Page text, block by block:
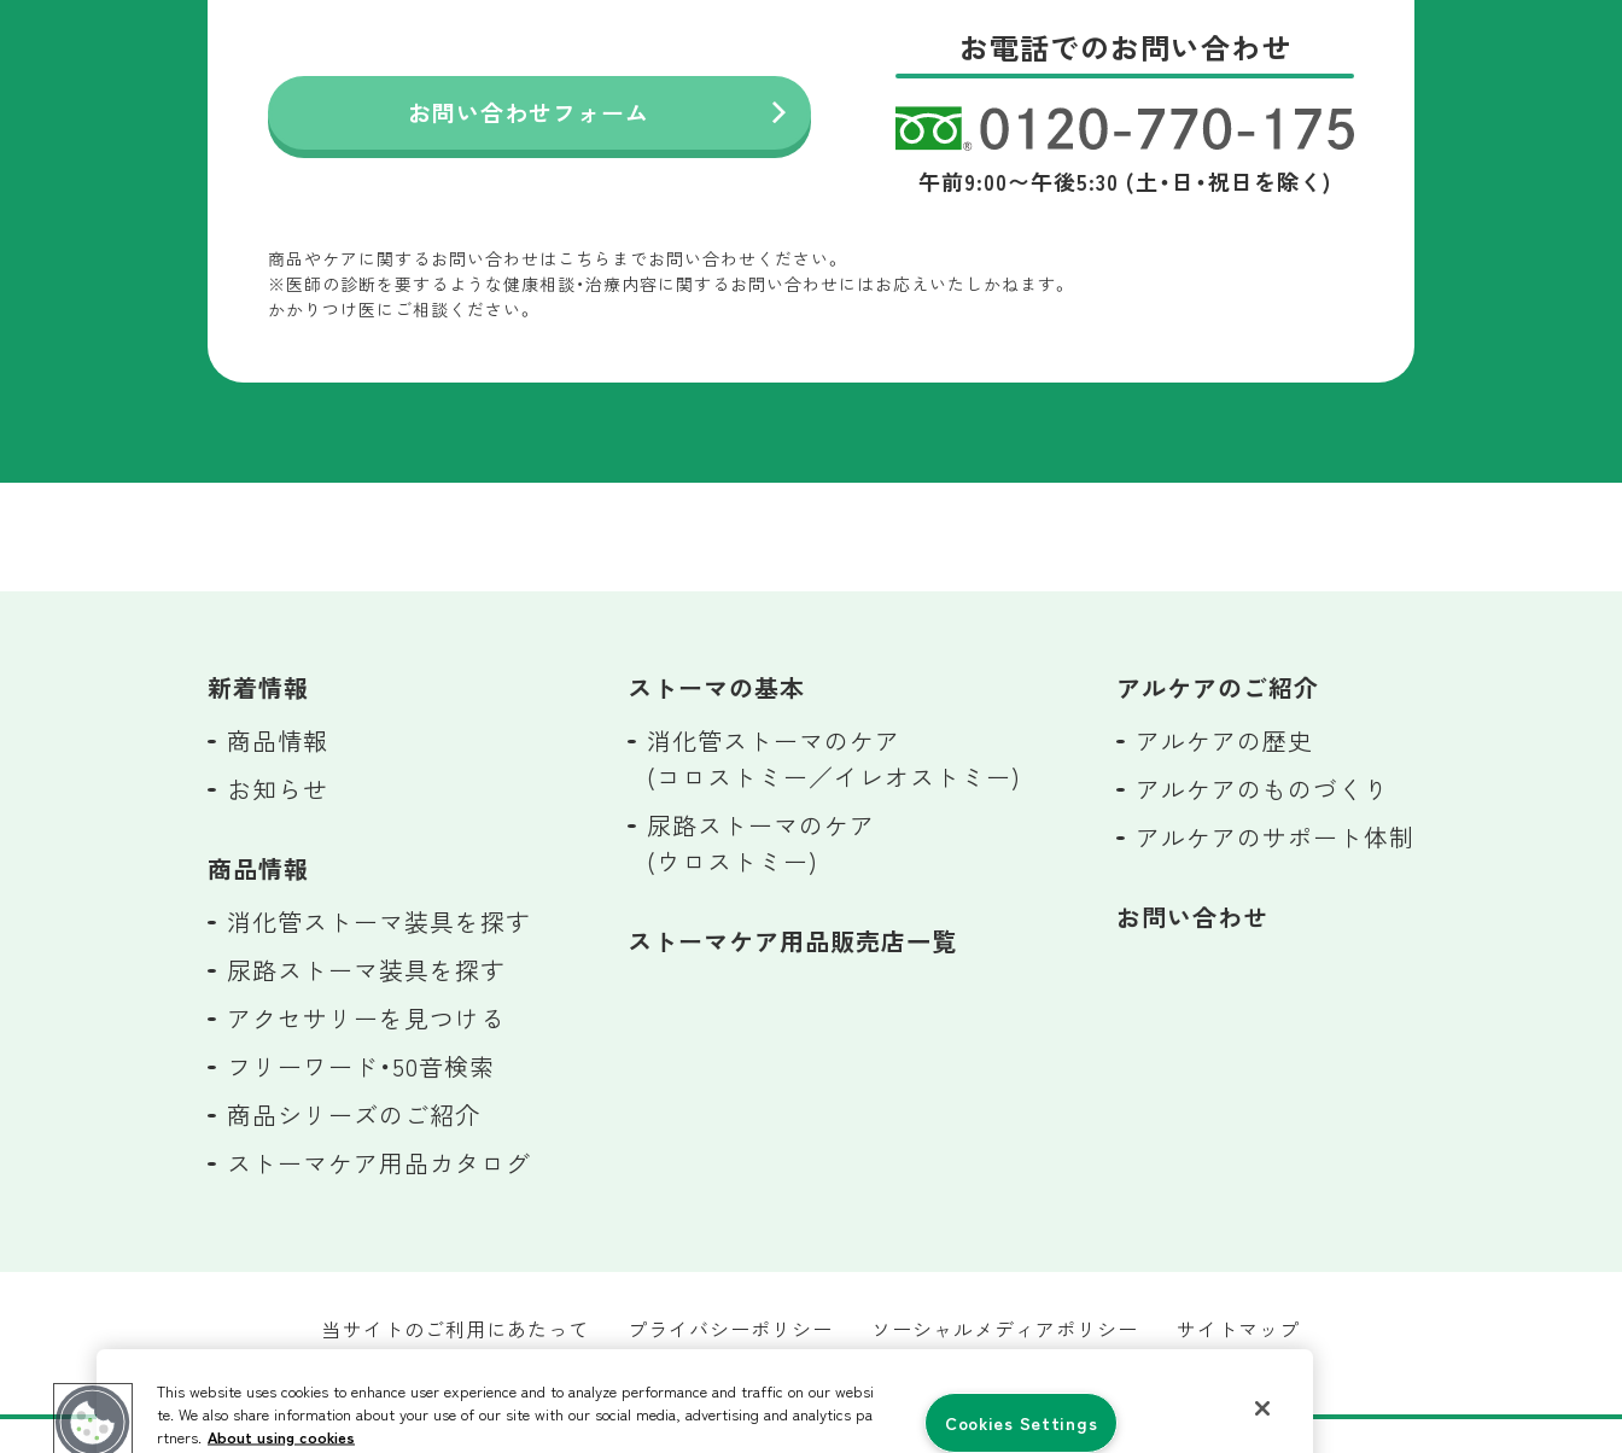
お問い合わせフォーム
お電話でのお問い合わせ
午前9:00〜午後5:30 (土・日・祝日を除く)
商品やケアに関するお問い合わせはこちらまでお問い合わせください。
※医師の診断を要するような健康相談・治療内容に関するお問い合わせにはお応えいたしかねます。
かかりつけ医にご相談ください。
新着情報
商品情報
お知らせ
商品情報
消化管ストーマ装具を探す
尿路ストーマ装具を探す
アクセサリーを見つける
フリーワード・50音検索
商品シリーズのご紹介
ストーマケア用品カタログ
ストーマの基本
消化管ストーマのケア
(コロストミー／イレオストミー)
尿路ストーマのケア
(ウロストミー)
ストーマケア用品販売店一覧
アルケアのご紹介
アルケアの歴史
アルケアのものづくり
アルケアのサポート体制
お問い合わせ
当サイトのご利用にあたって プライバシーポリシー ソーシャルメディアポリシー
サイトマップ
カスタマーハラスメントへの対応方針
This website uses cookies to enhance user experience and to analyze performance and traffic on our websi
te. We also share information about your use of our site with our social media, advertising and analytics pa
rtners. About using cookies
Cookies Settings